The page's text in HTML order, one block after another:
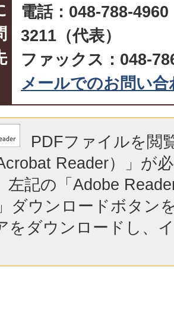
電話：048-788-
3211（代表）
ファックス：048-
メールでのお問い
PDFファイルを閲
Reader）」が
左記の「Adobe
ダウンロードボタン
をダウンロードし、